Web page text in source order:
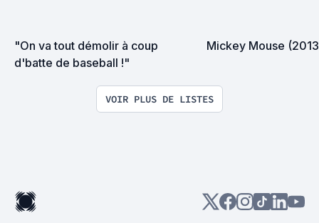
"On va tout démolir à coup
d'batte de baseball !"
Mickey Mouse
VOIR PLUS DE LISTES